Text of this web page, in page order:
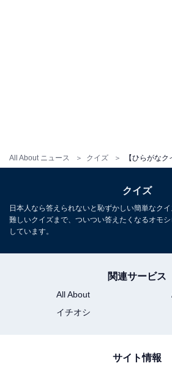
All About ニュース クイズ
クイズ
日本人なら答えられないと恥ずかしい簡単なク
難しいクイズまで、ついつい答えたくなるオモ
しています。
関連サービス
All About
イチオシ
サイト情報